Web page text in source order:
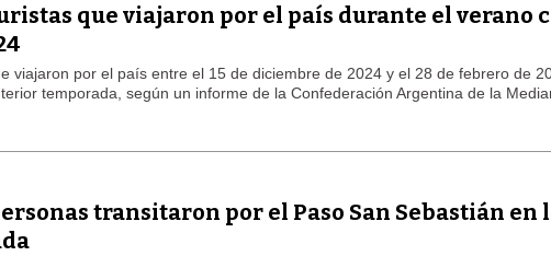
que viajaron por el país durante el verano
viajaron por el país entre el 15 de diciembre de 2024 y el 28 de febrero de
temporada, según un informe de la Confederación Argentina de la
transitaron por el Paso San Sebastián en